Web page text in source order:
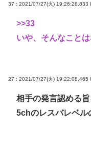
37 : 2021/07/27(火) 19:26:28.833
>>33
いや、そんなこと
27 : 2021/07/27(火) 19:22:08.465
相手の発言認める
5chのレスバレベル